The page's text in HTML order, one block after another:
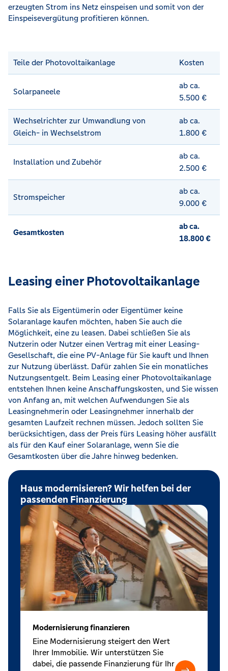
erzeugten Strom ins Netz einspeisen und somit von der
Einspeisevergütung profitieren können.
Teile der Photovoltaikanlage Kosten
Solarpaneele
ab ca.
5.500 €
Wechselrichter zur Umwandlung von
Gleich- in Wechselstrom
ab ca.
1.800 €
Installation und Zubehör
ab ca.
2.500 €
Stromspeicher
ab ca.
9.000 €
Gesamtkosten
ab ca.
18.800 €
Leasing einer Photovoltaikanlage
Falls Sie als Eigentümerin oder Eigentümer keine
Solaranlage kaufen möchten, haben Sie auch die
Möglichkeit, eine zu leasen. Dabei schließen Sie als
Nutzerin oder Nutzer einen Vertrag mit einer Leasing-
Gesellschaft, die eine PV-Anlage für Sie kauft und Ihnen
zur Nutzung überlässt. Dafür zahlen Sie ein monatliches
Nutzungsentgelt. Beim Leasing einer Photovoltaikanlage
entstehen Ihnen keine Anschaffungskosten, und Sie wissen
von Anfang an, mit welchen Aufwendungen Sie als
Leasingnehmerin oder Leasingnehmer innerhalb der
gesamten Laufzeit rechnen müssen. Jedoch sollten Sie
berücksichtigen, dass der Preis fürs Leasing höher ausfällt
als für den Kauf einer Solaranlage, wenn Sie die
Gesamtkosten über die Jahre hinweg bedenken.
Haus modernisieren? Wir helfen bei der
passenden Finanzierung
Modernisierung finanzieren
Eine Modernisierung steigert den Wert
Ihrer Immobilie. Wir unterstützen Sie
dabei, die passende Finanzierung für Ihr